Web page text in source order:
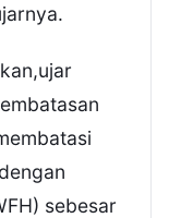
sebesar